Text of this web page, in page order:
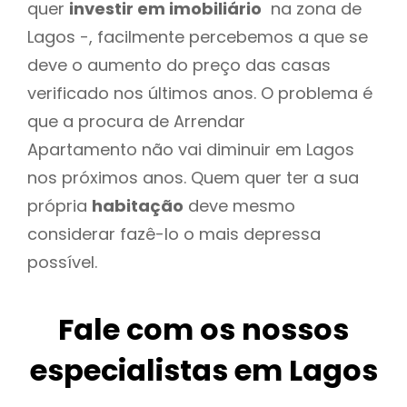
quer investir em imobiliário na zona de
Lagos -, facilmente percebemos a que se
deve o aumento do preço das casas
verificado nos últimos anos. O problema é
que a procura de Arrendar
Apartamento não vai diminuir em Lagos
nos próximos anos. Quem quer ter a sua
própria habitação deve mesmo
considerar fazê-lo o mais depressa
possível.
Fale com os nossos
especialistas em Lagos